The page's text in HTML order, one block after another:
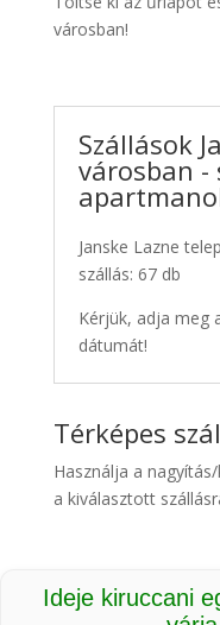
városban!
Szállások
városban -
Janske Lazne
szállás: 67 db
Kérjük, adja meg
dátumát!
Térképes
Használja a
a kiválasztott
Ideje kiruccani